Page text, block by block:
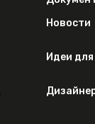
Новости
Идеи